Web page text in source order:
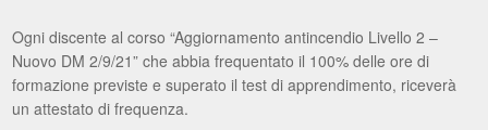
Ogni discente al corso “Aggiornamento antincendio Livello 2 –
Nuovo DM 2/9/21” che abbia frequentato il 100% delle ore di
formazione previste e superato il test di apprendimento, riceverà
un attestato di frequenza.